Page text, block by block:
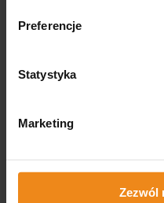
Preferencje
Statystyka
Marketing
Zezwól
Może zainteresują
Jak